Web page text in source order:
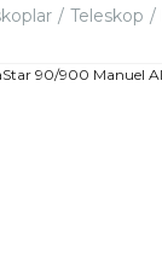
Teleskop